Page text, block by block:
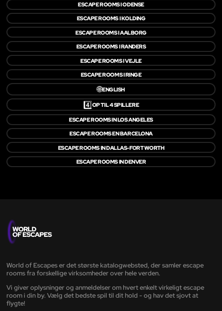
ESCAPE ROOMS I ODENSE
ESCAPE ROOMS I KOLDING
ESCAPE ROOMS I AALBORG
ESCAPE ROOMS I RANDERS
ESCAPE ROOMS I VEJLE
ESCAPE ROOMS I RINGE
🌐ENGLISH
4️⃣OP TIL 4 SPILLERE
ESCAPE ROOMS IN LOS ANGELES
ESCAPE ROOMS EN BARCELONA
ESCAPE ROOMS IN DALLAS-FORT WORTH
ESCAPE ROOMS IN DENVER
World of Escapes er det største katalogwebsted, der samler escape
rooms fra forskellige virksomheder over hele verden.
Vi giver oplysninger og anmeldelser om hvert enkelt virkeligt escape
room i din by. Vælg det bedste spil til dit hold - og hav det sjovt at
flygte!